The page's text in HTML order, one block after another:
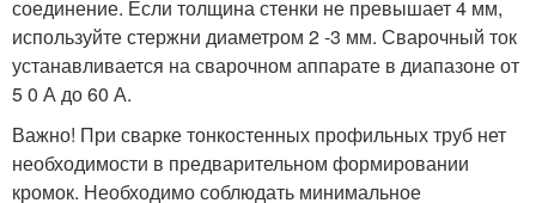
соединение. Если толщина стенки не превышает 4 мм,
используйте стержни диаметром 2 -3 мм. Сварочный ток
устанавливается на сварочном аппарате в диапазоне от
5 0 А до 60 А.
Важно! При сварке тонкостенных профильных труб нет
необходимости в предварительном формировании
кромок. Необходимо соблюдать минимальное